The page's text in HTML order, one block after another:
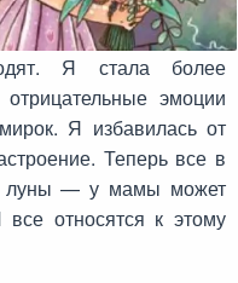
Я стала более
эмоции
Я избавилась от
Теперь все в
луны — у мамы может
относятся к этому